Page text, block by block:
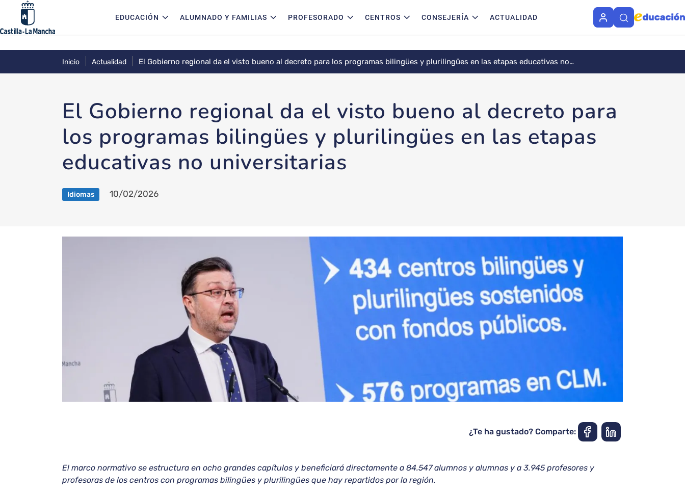
Pasar al contenido principalNavegación principal
EDUCACIÓN ALUMNADO Y FAMILIAS PROFESORADO CENTROS CONSEJERÍA ACTUALIDAD
Inicio Actualidad
El Gobierno regional da el visto bueno al decreto para los programas bilingües y plurilingües en las etapas educativas no
universitarias
El Gobierno regional da el visto bueno al decreto para
los programas bilingües y plurilingües en las etapas
educativas no universitarias
Idiomas 10/02/2026
¿Te ha gustado? Comparte:
El marco normativo se estructura en ocho grandes capítulos y beneficiará directamente a 84.547 alumnos y alumnas y a 3.945 profesores y
profesoras de los centros con programas bilingües y plurilingües que hay repartidos por la región.